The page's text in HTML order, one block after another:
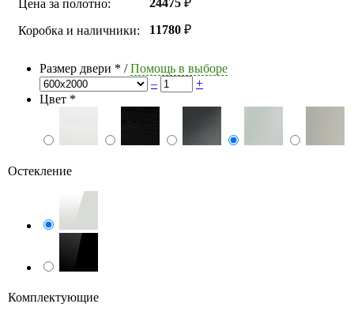
Цена за полотно: 24475 ₽
Коробка и наличники: 11780 ₽
Размер двери * /Помощь в выборе
–
+
Цвет *
Остекление
Комплектующие